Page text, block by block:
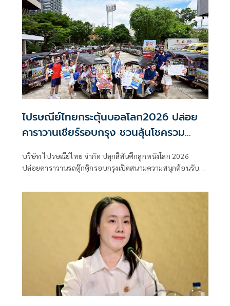
ในการสนับสนุนการลงทุนที่คำนึงถึง ESGและยกระดับตลาดทุน
ไทยสู่การเติบโตอย่างยั่งยืน
ไปรษณีย์ไทยกระตุ้นบอลโลก2026 ปล่อย
คาราวานเชียร์รอบกรุง ชวนลุ้นโชครวม
บริษัท ไปรษณีย์ไทย จำกัด ปลุกสีสันศึกลูกหนังโลก 2026
ปล่อยคาราวานรถตุ๊กตุ๊กรอบกรุงเปิดสนามความสนุกต้อนรับ
เชียร์ทีมโปรดกับแคมเปญ “เชียร์บอลให้มัน เฮลั่นรับโชค ทุกที่
ทุกเวลา” โดยจะตระเวนประชาสัมพันธ์ไปยังแหล่งชุมชน ย่าน
ธุรกิจ และสถานที่สำคัญต่าง ๆ ทั่วกรุงเทพมหานครตลอดช่วง
การแข่งขัน เพื่อส่งต่อบรรยากาศแห่งการเชียร์และชวน
ประชาชนร่วมเป็นส่วนหนึ่งของกิจกรรมลุ้นโชคครั้งใหญ่แห่งปี
สร้างรอยยิ้มและความประทับใจให้แก่ประชาชนที่พบเห็น
ตลอดเส้นทาง เมื่อวันที่ 11 มิ.ย.ที่ผ่านมา